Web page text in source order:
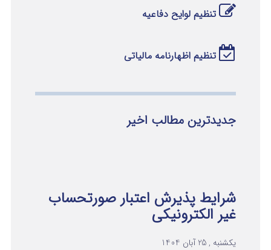
تنظیم لوایح دفاعیه
تنظیم اظهارنامه مالیاتی
جدیدترین مطالب اخیر
شرایط پذیرش اعتبار صورتحساب
غیر الکترونیکی
یکشنبه , 25 آبان 1404